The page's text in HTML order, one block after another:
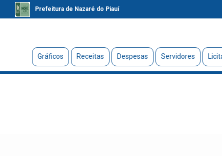
Prefeitura de Nazaré do Piauí
Gráficos Receitas Despesas Servidores